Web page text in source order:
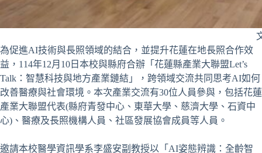
為促進AI技術與長照領域的結合，並提升花蓮在地長照合作效
益，114年12月10日本校與縣府合辦「花蓮縣產業大聯盟Let’s
Talk：智慧科技與地方產業鏈結」，跨領域交流共同思考AI如何
改善醫療與社會環境。本次產業交流有30位人員參與，包括花蓮
產業大聯盟代表(縣府青發中心、東華大學、慈濟大學、石資中
心)、醫療及長照機構人員、社區發展協會成員等人員。
邀請本校醫學資訊學系李盛安副教授以「AI姿態辨識：全齡智